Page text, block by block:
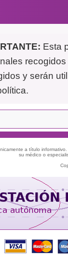
Esta
y serán
a título
su médico o